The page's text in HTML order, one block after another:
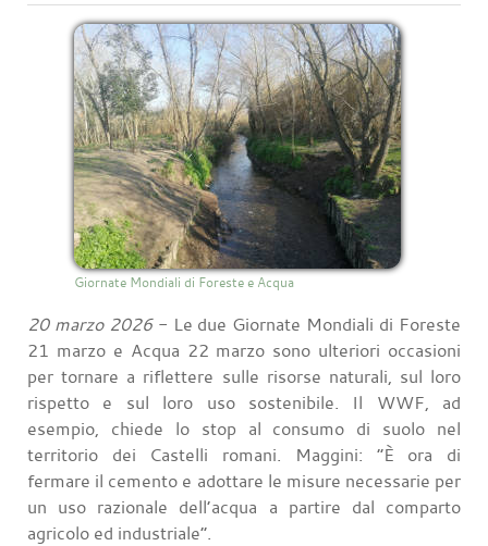
Giornate Mondiali di Foreste e Acqua
20 marzo 2026- Le due Giornate Mondiali di Foreste
21 marzo e Acqua 22 marzo sono ulteriori occasioni
per tornare a riflettere sulle risorse naturali, sul loro
rispetto e sul loro uso sostenibile. Il WWF, ad
esempio, chiede lo stop al consumo di suolo nel
territorio dei Castelli romani. Maggini: “È ora di
fermare il cemento e adottare le misure necessarie per
un uso razionale dell’acqua a partire dal comparto
agricolo ed industriale”.